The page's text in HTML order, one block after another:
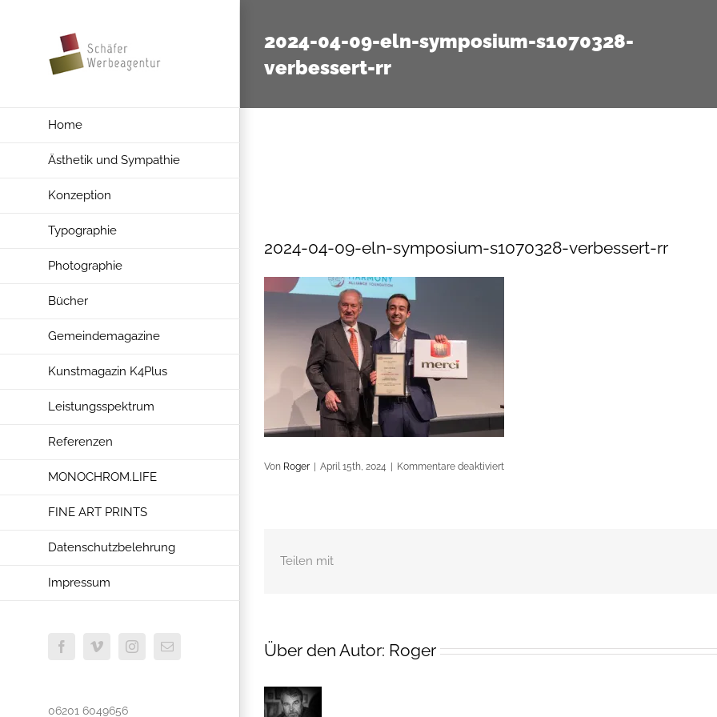
Home
Ästhetik und Sympathie
Konzeption
Typographie
Photographie
Bücher
Gemeindemagazine
Kunstmagazin K4Plus
Leistungsspektrum
Referenzen
MONOCHROM.LIFE
FINE ART PRINTS
Datenschutzbelehrung
Impressum
FacebookVimeoInstagram
E-
06201 6049656
2024-04-09-eln-symposium-s1070328-
verbessert-rr
2024-04-09-eln-symposium-s1070328-verbessert-rr
Von Roger April 15th, 2024 Kommentare deaktiviertfür
Teilen mit
Über den Autor: Roger